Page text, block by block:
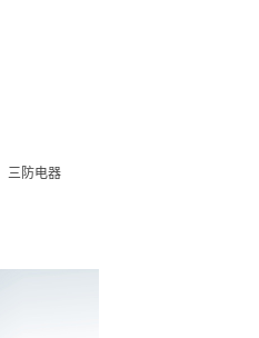
三防电器